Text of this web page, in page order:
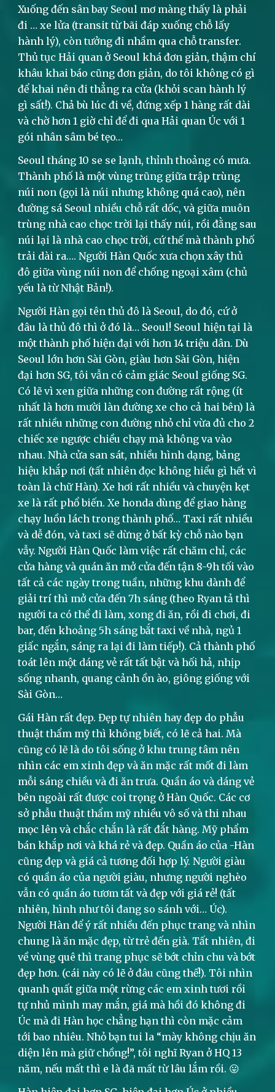
Xuống đến sân bay Seoul mơ màng thấy là phải
đi … xe lửa (transit từ bãi đáp xuống chỗ lấy
hành lý), còn tưởng đi nhầm qua chỗ transfer.
Thủ tục Hải quan ở Seoul khá đơn giản, thậm chí
khâu khai báo cũng đơn giản, do tôi không có gì
để khai nên đi thẳng ra cửa (khỏi scan hành lý
gì sất!). Chả bù lúc đi về, đứng xếp 1 hàng rất dài
và chờ hơn 1 giờ chỉ để đi qua Hải quan Úc với 1
gói nhân sâm bé tẹo…
Seoul tháng 10 se se lạnh, thỉnh thoảng có mưa.
Thành phố là một vùng trũng giữa trập trùng
núi non (gọi là núi nhưng không quá cao), nên
đường sá Seoul nhiều chỗ rất dốc, và giữa muôn
trùng nhà cao chọc trời lại thấy núi, rồi đằng sau
núi lại là nhà cao chọc trời, cứ thế mà thành phố
trải dài ra…. Người Hàn Quốc xưa chọn xây thủ
đô giữa vùng núi non để chống ngoại xâm (chủ
yếu là từ Nhật Bản!).
Người Hàn gọi tên thủ đô là Seoul, do đó, cứ ở
đâu là thủ đô thì ở đó là… Seoul! Seoul hiện tại là
một thành phố hiện đại với hơn 14 triệu dân. Dù
Seoul lớn hơn Sài Gòn, giàu hơn Sài Gòn, hiện
đại hơn SG, tôi vẫn có cảm giác Seoul giống SG.
Có lẽ vì xen giữa những con đường rất rộng (ít
nhất là hơn mười làn đường xe cho cả hai bên) là
rất nhiều những con đường nhỏ chỉ vừa đủ cho 2
chiếc xe ngược chiều chạy mà không va vào
nhau. Nhà cửa san sát, nhiều hình dạng, bảng
hiệu khắp nơi (tất nhiên đọc không hiểu gì hết vì
toàn là chữ Hàn). Xe hơi rất nhiều và chuyện kẹt
xe là rất phổ biến. Xe honda dùng để giao hàng
chạy luồn lách trong thành phố… Taxi rất nhiều
và dễ đón, và taxi sẽ dừng ở bất kỳ chỗ nào bạn
vẫy. Người Hàn Quốc làm việc rất chăm chỉ, các
cửa hàng và quán ăn mở cửa đến tận 8-9h tối vào
tất cả các ngày trong tuần, những khu dành để
giải trí thì mở cửa đến 7h sáng (theo Ryan tả thì
người ta có thể đi làm, xong đi ăn, rồi đi chơi, đi
bar, đến khoảng 5h sáng bắt taxi về nhà, ngủ 1
giấc ngắn, sáng ra lại đi làm tiếp!). Cả thành phố
toát lên một dáng vẻ rất tất bật và hối hả, nhịp
sống nhanh, quang cảnh ồn ào, giông giống với
Sài Gòn…
Gái Hàn rất đẹp. Đẹp tự nhiên hay đẹp do phẫu
thuật thẩm mỹ thì không biết, có lẽ cả hai. Mà
cũng có lẽ là do tôi sống ở khu trung tâm nên
nhìn các em xinh đẹp và ăn mặc rất mốt đi làm
mỗi sáng chiều và đi ăn trưa. Quần áo và dáng vẻ
bên ngoài rất được coi trọng ở Hàn Quốc. Các cơ
sở phẫu thuật thẩm mỹ nhiều vô số và thi nhau
mọc lên và chắc chắn là rất đắt hàng. Mỹ phẩm
bán khắp nơi và khá rẻ và đẹp. Quần áo của -Hàn
cũng đẹp và giá cả tương đối hợp lý. Người giàu
có quần áo của người giàu, nhưng người nghèo
vẫn có quần áo tươm tất và đẹp với giá rẻ! (tất
nhiên, hình như tôi đang so sánh với… Úc).
Người Hàn để ý rất nhiều đến phục trang và nhìn
chung là ăn mặc đẹp, từ trẻ đến già. Tất nhiên, đi
về vùng quê thì trang phục sẽ bớt chỉn chu và bớt
đẹp hơn. (cái này có lẽ ở đâu cũng thế!). Tôi nhìn
quanh quất giữa một rừng các em xinh tươi rồi
tự nhủ mình may mắn, giá mà hồi đó không đi
Úc mà đi Hàn học chẳng hạn thì còn mặc cảm
tới bao nhiêu. Nhỏ bạn tui la “mày không chịu ăn
diện lên mà giữ chồng!”, tôi nghĩ Ryan ở HQ 13
năm, nếu mất thì e là đã mất từ lâu lắm rồi. 😛